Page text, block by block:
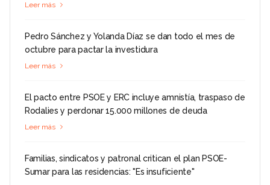
Leer más
Pedro Sánchez y Yolanda Díaz se dan todo el mes de
octubre para pactar la investidura
Leer más
El pacto entre PSOE y ERC incluye amnistía, traspaso de
Rodalies y perdonar 15.000 millones de deuda
Leer más
Familias, sindicatos y patronal critican el plan PSOE-
Sumar para las residencias: "Es insuficiente"